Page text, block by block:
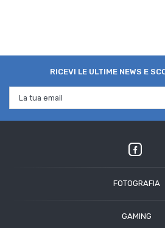
RICEVI LE ULTIME NEWS E
FOTOGRAFIA
GAMING